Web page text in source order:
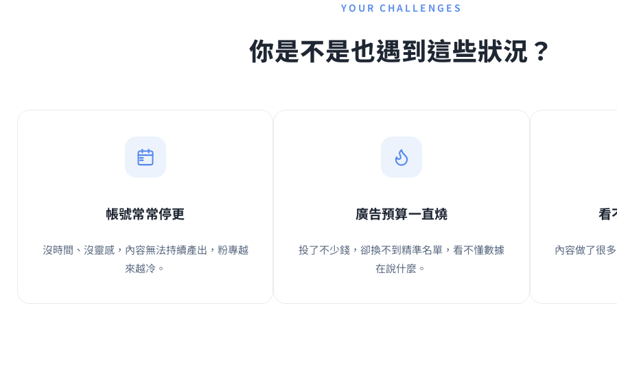
YOUR CHALLENGES
你是不是也遇到這些狀況？
帳號常常停更
沒時間、沒靈感，內容無法持續產出，粉專越
來越冷。
廣告預算一直燒
投了不少錢，卻換不到精準名單，看不懂數據
在說什麼。
看
內容做了很